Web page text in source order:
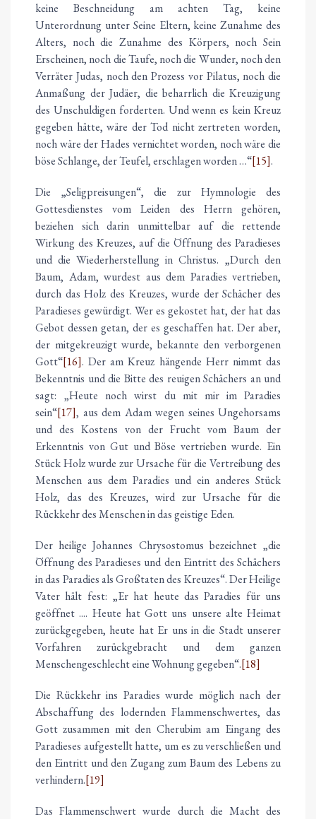
keine Beschneidung am achten Tag, keine
Unterordnung unter Seine Eltern, keine Zunahme des
Alters, noch die Zunahme des Körpers, noch Sein
Erscheinen, noch die Taufe, noch die Wunder, noch den
Verräter Judas, noch den Prozess vor Pilatus, noch die
Anmaßung der Judäer, die beharrlich die Kreuzigung
des Unschuldigen forderten. Und wenn es kein Kreuz
gegeben hätte, wäre der Tod nicht zertreten worden,
noch wäre der Hades vernichtet worden, noch wäre die
böse Schlange, der Teufel, erschlagen worden …“[15].
Die „Seligpreisungen“, die zur Hymnologie des
Gottesdienstes vom Leiden des Herrn gehören,
beziehen sich darin unmittelbar auf die rettende
Wirkung des Kreuzes, auf die Öffnung des Paradieses
und die Wiederherstellung in Christus. „Durch den
Baum, Adam, wurdest aus dem Paradies vertrieben,
durch das Holz des Kreuzes, wurde der Schächer des
Paradieses gewürdigt. Wer es gekostet hat, der hat das
Gebot dessen getan, der es geschaffen hat. Der aber,
der mitgekreuzigt wurde, bekannte den verborgenen
Gott“[16]. Der am Kreuz hängende Herr nimmt das
Bekenntnis und die Bitte des reuigen Schächers an und
sagt: „Heute noch wirst du mit mir im Paradies
sein“[17], aus dem Adam wegen seines Ungehorsams
und des Kostens von der Frucht vom Baum der
Erkenntnis von Gut und Böse vertrieben wurde. Ein
Stück Holz wurde zur Ursache für die Vertreibung des
Menschen aus dem Paradies und ein anderes Stück
Holz, das des Kreuzes, wird zur Ursache für die
Rückkehr des Menschen in das geistige Eden.
Der heilige Johannes Chrysostomus bezeichnet „die
Öffnung des Paradieses und den Eintritt des Schächers
in das Paradies als Großtaten des Kreuzes“. Der Heilige
Vater hält fest: „Er hat heute das Paradies für uns
geöffnet .... Heute hat Gott uns unsere alte Heimat
zurückgegeben, heute hat Er uns in die Stadt unserer
Vorfahren zurückgebracht und dem ganzen
Menschengeschlecht eine Wohnung gegeben“.[18]
Die Rückkehr ins Paradies wurde möglich nach der
Abschaffung des lodernden Flammenschwertes, das
Gott zusammen mit den Cherubim am Eingang des
Paradieses aufgestellt hatte, um es zu verschließen und
den Eintritt und den Zugang zum Baum des Lebens zu
verhindern.[19]
Das Flammenschwert wurde durch die Macht des